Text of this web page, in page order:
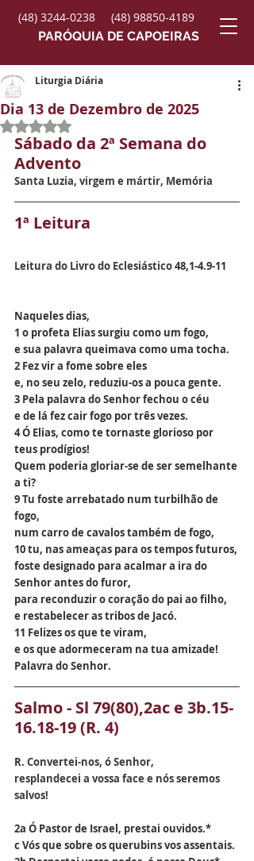
(48) 3244-0238
(48) 98850-4189
PARÓQUIA DE CAPOEIRAS
Dia 13 de Dezembro de 2025
Liturgia Diária
Avaliado com NaN de 5 estrelas.
Sábado da 2ª Semana do
Advento
Santa Luzia, virgem e mártir, Memória
1ª Leitura
Leitura do Livro do Eclesiástico 48,1-4.9-11
Naqueles dias,
1 o profeta Elias surgiu como um fogo,
e sua palavra queimava como uma tocha.
2 Fez vir a fome sobre eles
e, no seu zelo, reduziu-os a pouca gente.
3 Pela palavra do Senhor fechou o céu
e de lá fez cair fogo por três vezes.
4 Ó Elias, como te tornaste glorioso por
teus prodígios!
Quem poderia gloriar-se de ser semelhante
a ti?
9 Tu foste arrebatado num turbilhão de
fogo,
num carro de cavalos também de fogo,
10 tu, nas ameaças para os tempos futuros,
foste designado para acalmar a ira do
Senhor antes do furor,
para reconduzir o coração do pai ao filho,
e restabelecer as tribos de Jacó.
11 Felizes os que te viram,
e os que adormeceram na tua amizade!
Palavra do Senhor.
Salmo - Sl 79(80),2ac e 3b.15-
16.18-19 (R. 4)
R. Convertei-nos, ó Senhor,
resplandecei a vossa face e nós seremos
salvos!
2a Ó Pastor de Israel, prestai ouvidos.*
c Vós que sobre os querubins vos assentais.